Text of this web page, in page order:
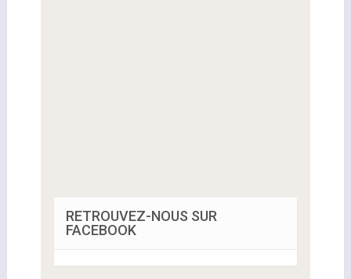
RETROUVEZ-NOUS SUR
FACEBOOK